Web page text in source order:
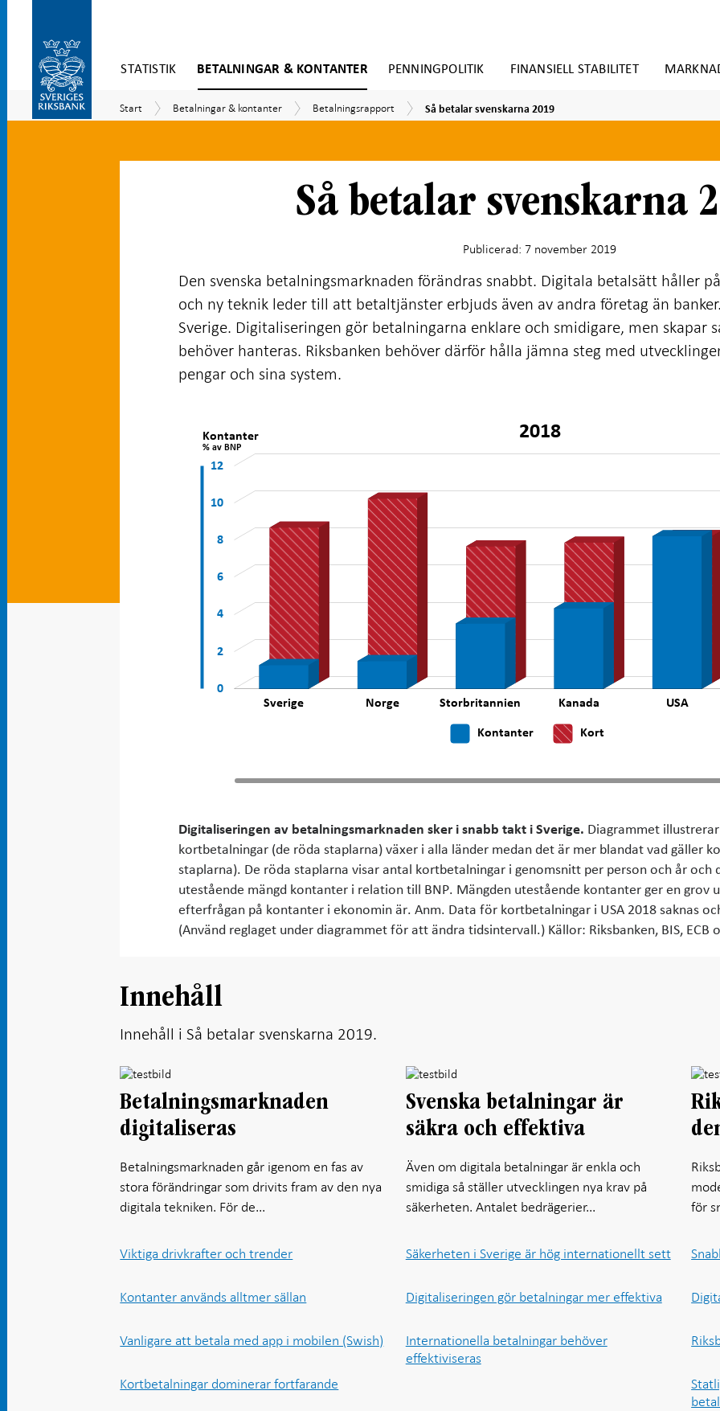
direkt
innehåll
STATISTIK BETALNINGAR & KONTANTER PENNINGPOLITIK FINANSIELL STABILITET
till
undersidor
Start
Start
Betalningar
&
Betalningar & kontanter Betalningsrapport
Betalningsrapport
Så
Så betalar svenskarna 2019
Så betalar svenskarna
Publicerad: 7 november 2019
Den svenska betalningsmarknaden förändras snabbt. Digitala betalsätt håller
och ny teknik leder till att betaltjänster erbjuds även av andra företag än
Sverige. Digitaliseringen gör betalningarna enklare och smidigare, men skapar
behöver hanteras. Riksbanken behöver därför hålla jämna steg med
pengar och sina system.
Den
svenska
förändras
Kontanter
% av BNP
10
0
2
4
6
8
12
10
Sverige Norge Storbritannien Kanada USA
Kontanter Kort
2018
Digitaliseringen av betalningsmarknaden sker i snabb takt i Sverige. Diagrammet
kortbetalningar (de röda staplarna) växer i alla länder medan det är mer blandat vad gäller
staplarna). De röda staplarna visar antal kortbetalningar i genomsnitt per person och år och
utestående mängd kontanter i relation till BNP. Mängden utestående kontanter ger en grov
efterfrågan på kontanter i ekonomin är. Anm. Data för kortbetalningar i USA 2018 saknas
(Använd reglaget under diagrammet för att ändra tidsintervall.) Källor: Riksbanken, BIS, ECB
Innehåll
Innehåll i Så betalar svenskarna 2019.
Betalningsmarknaden
digitaliseras
Betalningsmarknaden går igenom en fas av
stora förändringar som drivits fram av den nya
digitala tekniken. För de...
Viktiga drivkrafter och trender
Kontanter används alltmer sällan
Vanligare att betala med app i mobilen (Swish)
Kortbetalningar dominerar fortfarande
Svenska betalningar är
säkra och effektiva
Även om digitala betalningar är enkla och
smidiga så ställer utvecklingen nya krav på
säkerheten. Antalet bedrägerier...
Säkerheten i Sverige är hög internationellt sett
Digitaliseringen gör betalningar mer effektiva
Internationella betalningar behöver
effektiviseras
för